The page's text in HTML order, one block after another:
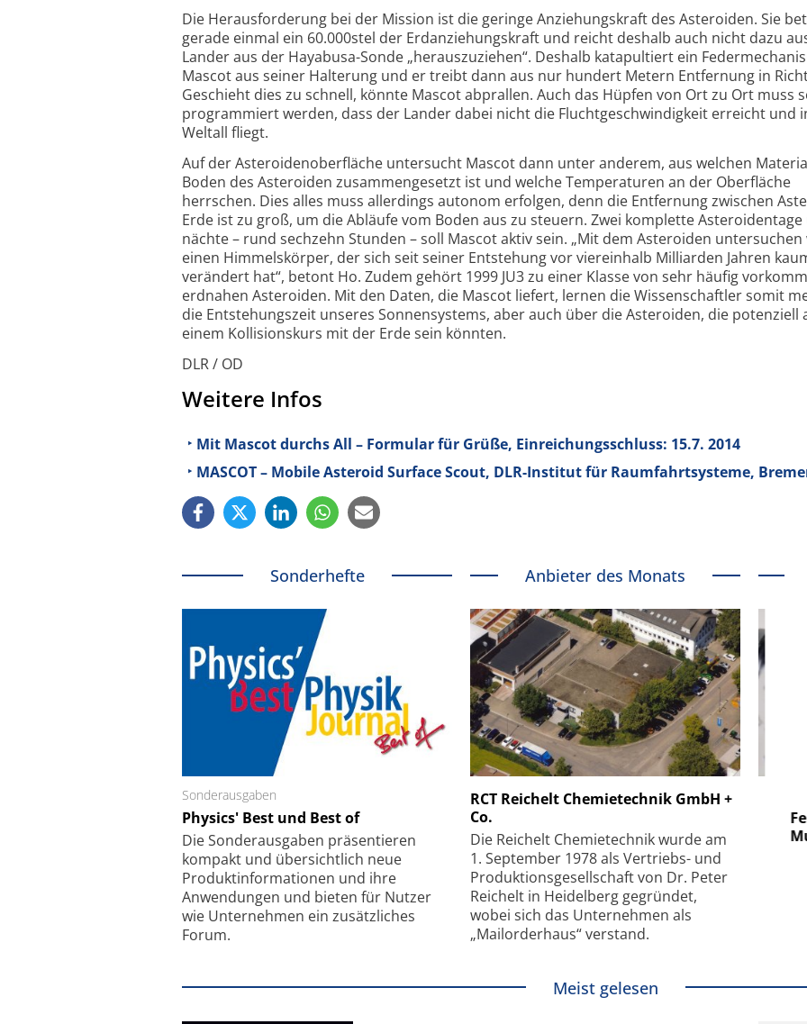
Die Herausforderung bei der Mission ist die geringe Anziehungskraft des Asteroiden. Sie
gerade einmal ein 60.000stel der Erdanziehungskraft und reicht deshalb auch nicht dazu
Lander aus der Hayabusa-Sonde „herauszuziehen“. Deshalb katapultiert ein
Mascot aus seiner Halterung und er treibt dann aus nur hundert Metern Entfernung in
Geschieht dies zu schnell, könnte Mascot abprallen. Auch das Hüpfen von Ort zu Ort muss
programmiert werden, dass der Lander dabei nicht die Fluchtgeschwindigkeit erreicht und
Weltall fliegt.
Auf der Asteroidenoberfläche untersucht Mascot dann unter anderem, aus welchen
Boden des Asteroiden zusammengesetzt ist und welche Temperaturen an der Oberfläche
herrschen. Dies alles muss allerdings autonom erfolgen, denn die Entfernung zwischen
Erde ist zu groß, um die Abläufe vom Boden aus zu steuern. Zwei komplette Asteroidentage
nächte – rund sechzehn Stunden – soll Mascot aktiv sein. „Mit dem Asteroiden untersuchen
einen Himmelskörper, der sich seit seiner Entstehung vor viereinhalb Milliarden Jahren
verändert hat“, betont Ho. Zudem gehört 1999 JU3 zu einer Klasse von sehr häufig
erdnahen Asteroiden. Mit den Daten, die Mascot liefert, lernen die Wissenschaftler somit
die Entstehungszeit unseres Sonnensystems, aber auch über die Asteroiden, die potenziell
einem Kollisionskurs mit der Erde sein könnten.
DLR / OD
Weitere Infos
Mit Mascot durchs All – Formular für Grüße, Einreichungsschluss: 15.7. 2014
MASCOT – Mobile Asteroid Surface Scout, DLR-Institut für Raumfahrtsysteme,
Sonderhefte
Sonderausgaben
Physics' Best und Best of
Die Sonder­ausgaben präsentieren
kompakt und übersichtlich neue
Produkt­informationen und ihre
Anwendungen und bieten für Nutzer
wie Unternehmen ein zusätzliches
Forum.
Anbieter des Monats
RCT Reichelt Chemietechnik GmbH +
Co.
Die Reichelt Chemietechnik wurde am
1. September 1978 als Vertriebs- und
Produktionsgesellschaft von Dr. Peter
Reichelt in Heidelberg gegründet,
wobei sich das Unternehmen als
„Mailorderhaus“ verstand.
Faserkoppler mit Super-
Feinfokussierungsmechanismus
SmarAct GmbH
kleinstem Raum
Meist gelesen